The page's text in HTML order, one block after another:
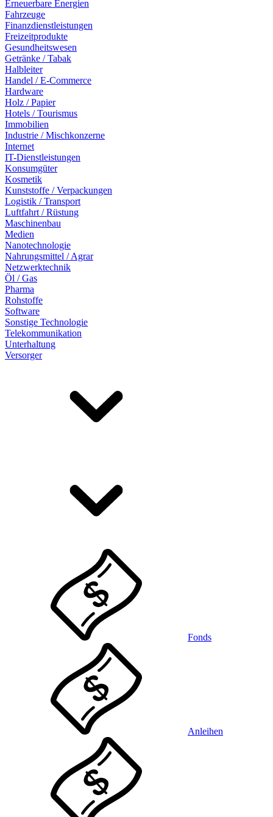
Erneuerbare Energien
Fahrzeuge
Finanzdienstleistungen
Freizeitprodukte
Gesundheitswesen
Getränke / Tabak
Halbleiter
Handel / E-Commerce
Hardware
Holz / Papier
Hotels / Tourismus
Immobilien
Industrie / Mischkonzerne
Internet
IT-Dienstleistungen
Konsumgüter
Kosmetik
Kunststoffe / Verpackungen
Logistik / Transport
Luftfahrt / Rüstung
Maschinenbau
Medien
Nanotechnologie
Nahrungsmittel / Agrar
Netzwerktechnik
Öl / Gas
Pharma
Rohstoffe
Software
Sonstige Technologie
Telekommunikation
Unterhaltung
Versorger
Fonds
Anleihen